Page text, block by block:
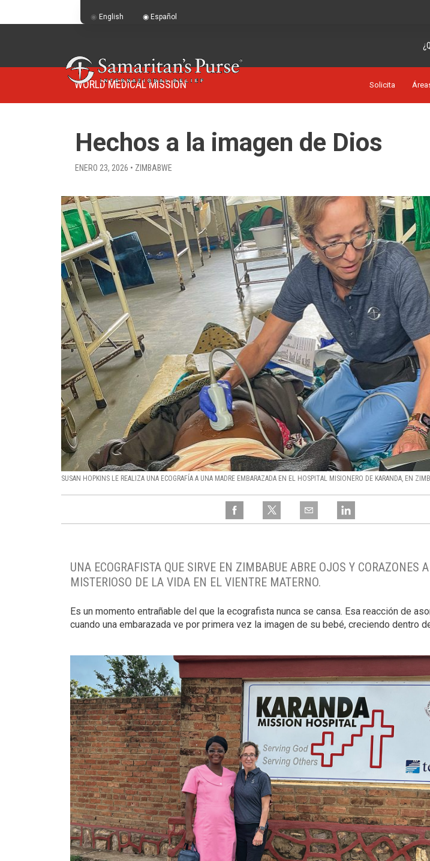
WORLD MEDICAL MISSION Solicita
Hechos a la imagen de Dios
ENERO 23, 2026 • ZIMBABWE
SUSAN HOPKINS LE REALIZA UNA ECOGRAFÍA A UNA MADRE EMBARAZADA EN EL HOSPITAL MISIONERO DE KARANDA, EN
UNA ECOGRAFISTA QUE SIRVE EN ZIMBABUE ABRE OJOS Y CORAZONES
MISTERIOSO DE LA VIDA EN EL VIENTRE MATERNO.
Es un momento entrañable del que la ecografista nunca se cansa. Esa reacción de
cuando una embarazada ve por primera vez la imagen de su bebé, creciendo dentro
English Español